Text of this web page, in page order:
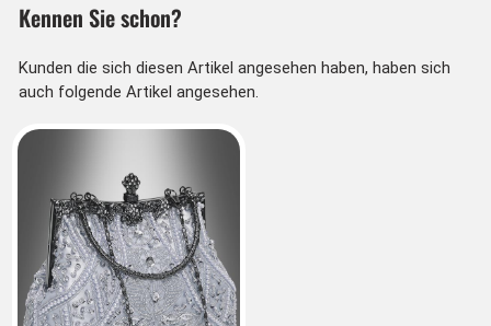
Kennen Sie schon?
Kunden die sich diesen Artikel angesehen haben, haben sich
auch folgende Artikel angesehen.